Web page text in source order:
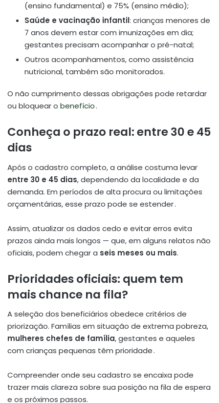
(ensino fundamental) e 75% (ensino médio);
Saúde e vacinação infantil: crianças menores de
7 anos devem estar com imunizações em dia;
gestantes precisam acompanhar o pré-natal;
Outros acompanhamentos, como assistência
nutricional, também são monitorados.
O não cumprimento dessas obrigações pode retardar
ou bloquear o benefício.
Conheça o prazo real: entre 30 e 45
dias
Após o cadastro completo, a análise costuma levar
entre 30 e 45 dias, dependendo da localidade e da
demanda. Em períodos de alta procura ou limitações
orçamentárias, esse prazo pode se estender .
Assim, atualizar os dados cedo e evitar erros evita
prazos ainda mais longos — que, em alguns relatos não
oficiais, podem chegar a seis meses ou mais.
Prioridades oficiais: quem tem
mais chance na fila?
A seleção dos beneficiários obedece critérios de
priorização. Famílias em situação de extrema pobreza,
mulheres chefes de família, gestantes e aqueles
com crianças pequenas têm prioridade .
Compreender onde seu cadastro se encaixa pode
trazer mais clareza sobre sua posição na fila de espera
e os próximos passos.